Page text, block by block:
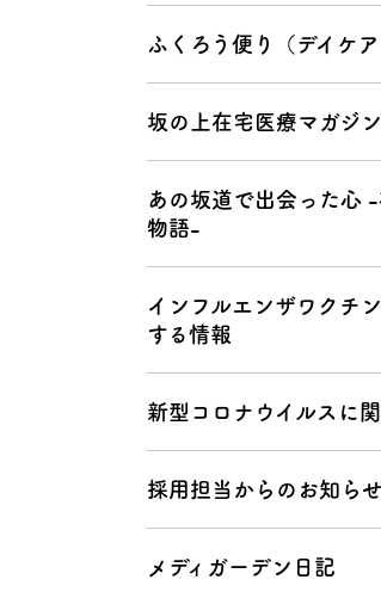
ふくろう便り（デイケア
坂の上在宅医療マガジン
あの坂道で出会った心
物語-
インフルエンザワクチ
する情報
新型コロナウイルスに
採用担当からのお知らせ
メディガーデン日記